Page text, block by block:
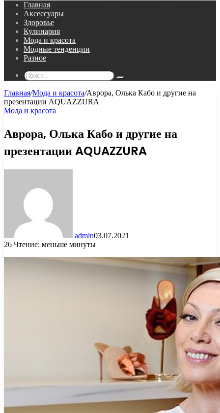
Главная
Аксессуары
Здоровье
Кулинария
Мода и красота
Модные тенденции
Разное
Поиск...
Главная/Мода и красота/Аврора, Олька Кабо и другие на
презентации AQUAZZURA
Мода и красота
Аврора, Олька Кабо и другие на
презентации AQUAZZURA
admin03.07.2021
26 Чтение: меньше минуты